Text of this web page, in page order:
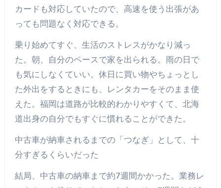
カードも対応していたので、高速を使う出張があ
っても問題なく対応できる。
乗り始めてすぐ、生活のストレスがかなり減っ
た。朝、自分のペースで家を出られる。雨の日で
も気にしなくていい。休日に買い物やちょっとし
た外出をするときにも、レンタカーをそのまま使
えた。福岡は道路が比較的わかりやすくて、北海
道出身の自分でもすぐに慣れることができた。
中古車が納車されるまでの「つなぎ」として、十
分すぎるくらいだった
結局、中古車の納車まで約7週間かかった。業務レ